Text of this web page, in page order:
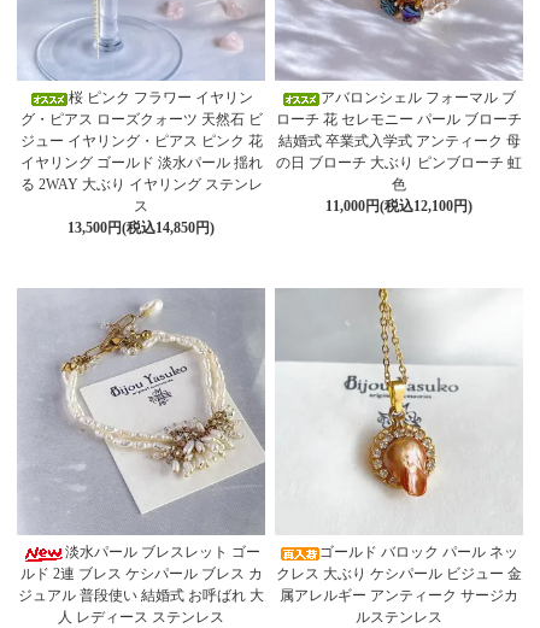
桜 ピンク フラワー イヤリン
グ・ピアス ローズクォーツ 天然石 ビ
ジュー イヤリング・ピアス ピンク 花
イヤリング ゴールド 淡水パール 揺れ
る 2WAY 大ぶり イヤリング ステンレ
ス
13,500円(税込14,850円)
アバロンシェル フォーマル ブ
ローチ 花 セレモニー パール ブローチ
結婚式 卒業式入学式 アンティーク 母
の日 ブローチ 大ぶり ピンブローチ 虹
色
11,000円(税込12,100円)
淡水パール ブレスレット ゴー
ルド 2連 ブレス ケシパール ブレス カ
ジュアル 普段使い 結婚式 お呼ばれ 大
人 レディース ステンレス
ゴールド バロック パール ネッ
クレス 大ぶり ケシパール ビジュー 金
属アレルギー アンティーク サージカ
ルステンレス